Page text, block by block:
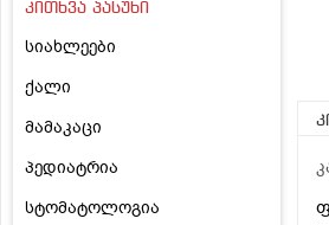
კითხვა პასუხი
სიახლეები
ქალი
მამაკაცი
პედიატრია
სტომატოლოგია